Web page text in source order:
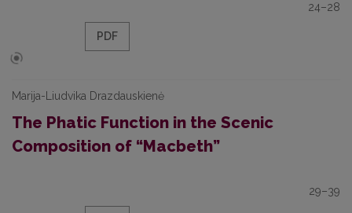
24–28
PDF
Marija-Liudvika Drazdauskienė
The Phatic Function in the Scenic
Composition of “Macbeth”
29–39